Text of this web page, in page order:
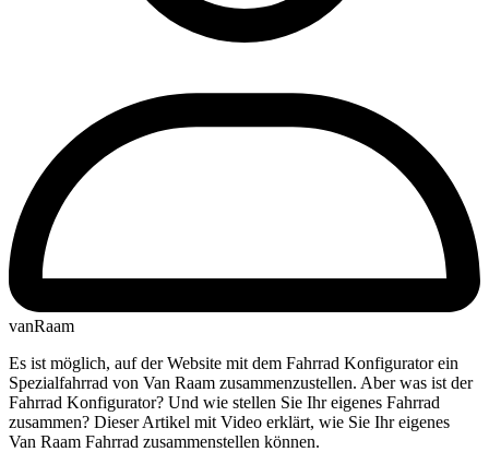
vanRaam
Es ist möglich, auf der Website mit dem Fahrrad Konfigurator ein
Spezialfahrrad von Van Raam zusammenzustellen. Aber was ist der
Fahrrad Konfigurator? Und wie stellen Sie Ihr eigenes Fahrrad
zusammen? Dieser Artikel mit Video erklärt, wie Sie Ihr eigenes
Van Raam Fahrrad zusammenstellen können.